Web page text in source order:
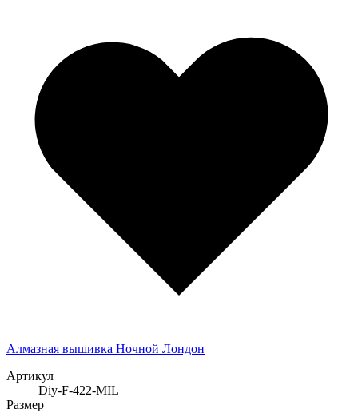
Алмазная вышивка Ночной Лондон
Артикул
Diy-F-422-MIL
Размер